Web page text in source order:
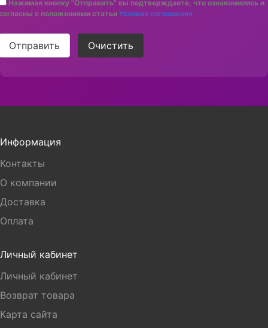
Нажимая кнопку "Отправить" вы подтверждаете, что ознакомились и
с положениями статьи Условия соглашения
Отправить Очистить
Информация
Контакты
О компании
Доставка
Оплата
Личный кабинет
Личный кабинет
Возврат товара
Карта сайта